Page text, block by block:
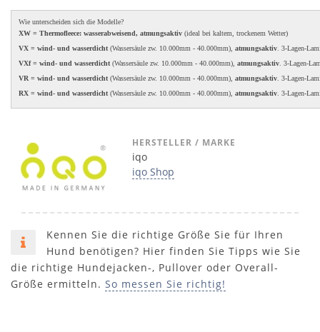
Wie unterscheiden sich die Modelle?
XW = Thermofleece: wasserabweisend, atmungsaktiv (ideal bei kaltem, trockenem Wetter)
VX = wind- und wasserdicht (Wassersäule zw. 10.000mm - 40.000mm), atmungsaktiv . 3-Lagen-
VXf = wind- und wasserdicht (Wassersäule zw. 10.000mm - 40.000mm), atmungsaktiv . 3-Lagen-
VR = wind- und wasserdicht (Wassersäule zw. 10.000mm - 40.000mm), atmungsaktiv . 3-Lagen-
RX = wind- und wasserdicht (Wassersäule zw. 10.000mm - 40.000mm), atmungsaktiv . 3-Lagen-
HERSTELLER / MARKE
iqo
iqo Shop
Kennen Sie die richtige Größe Sie für Ihren
Hund benötigen? Hier finden Sie Tipps wie Sie
die richtige Hundejacken-, Pullover oder Overall-
Größe ermitteln. So messen Sie richtig!